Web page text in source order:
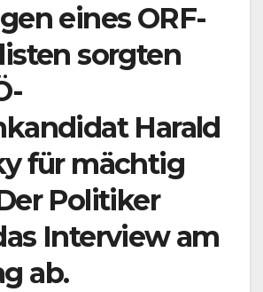
eines ORF-
sorgten
Harald
für mächtig
Politiker
Interview am
ab.